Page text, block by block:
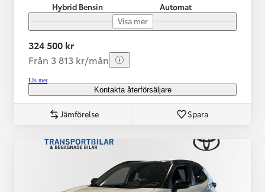
Hybrid Bensin
Automat
Visa mer
324 500 kr
Från 3 813 kr/mån
Läs mer
Kontakta återförsäljare
Jämförelse Spara